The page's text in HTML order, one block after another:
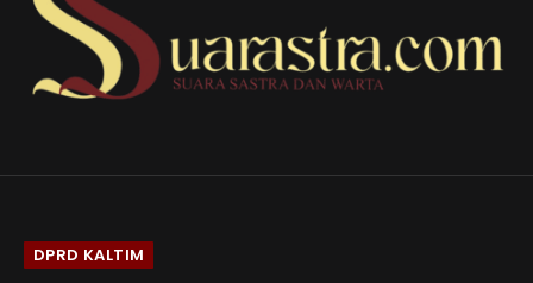
DPRD KALTIM